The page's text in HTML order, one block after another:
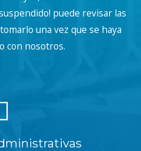
puede revisar las
una vez que se haya
con nosotros.